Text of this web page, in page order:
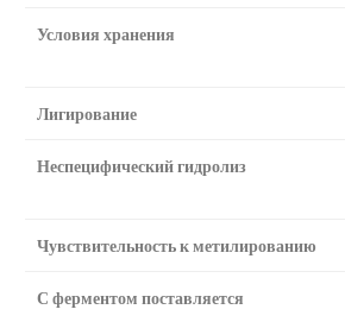
Условия хранения
Лигирование
Неспецифический гидролиз
Чувствительность к метилированию
С ферментом поставляется